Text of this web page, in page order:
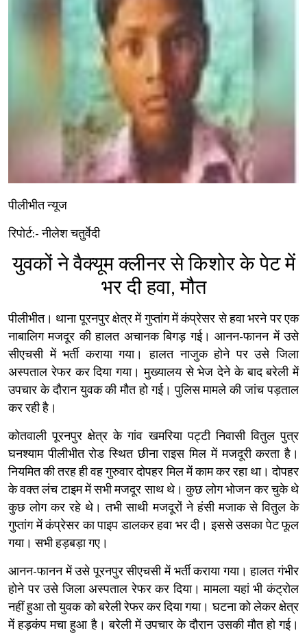
पीलीभीत न्यूज
रिपोर्ट:- नीलेश चतुर्वेदी
युवकों ने वैक्यूम क्लीनर से किशोर के पेट में
भर दी हवा, मौत
पीलीभीत। थाना पूरनपुर क्षेत्र में गुप्तांग में कंप्रेसर से हवा भरने पर एक
नाबालिग मजदूर की हालत अचानक बिगड़ गई। आनन-फानन में उसे
सीएचसी में भर्ती कराया गया। हालत नाजुक होने पर उसे जिला
अस्पताल रेफर कर दिया गया। मुख्यालय से भेज देने के बाद बरेली में
उपचार के दौरान युवक की मौत हो गई। पुलिस मामले की जांच पड़ताल
कर रही है।
कोतवाली पूरनपुर क्षेत्र के गांव खमरिया पट्टी निवासी वितुल पुत्र
घनश्याम पीलीभीत रोड स्थित छीना राइस मिल में मजदूरी करता है।
नियमित की तरह ही वह गुरुवार दोपहर मिल में काम कर रहा था। दोपहर
के वक्त लंच टाइम में सभी मजदूर साथ थे। कुछ लोग भोजन कर चुके थे
कुछ लोग कर रहे थे। तभी साथी मजदूरों ने हंसी मजाक से वितुल के
गुप्तांग में कंप्रेसर का पाइप डालकर हवा भर दी। इससे उसका पेट फूल
गया। सभी हड़बड़ा गए।
आनन-फानन में उसे पूरनपुर सीएचसी में भर्ती कराया गया। हालत गंभीर
होने पर उसे जिला अस्पताल रेफर कर दिया। मामला यहां भी कंट्रोल
नहीं हुआ तो युवक को बरेली रेफर कर दिया गया। घटना को लेकर क्षेत्र
में हड़कंप मचा हुआ है। बरेली में उपचार के दौरान उसकी मौत हो गई।